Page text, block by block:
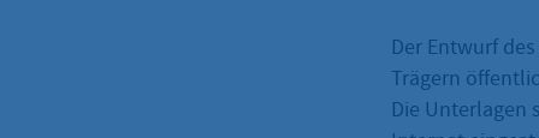
Der Entwurf
Trägern
Die Unterlagen